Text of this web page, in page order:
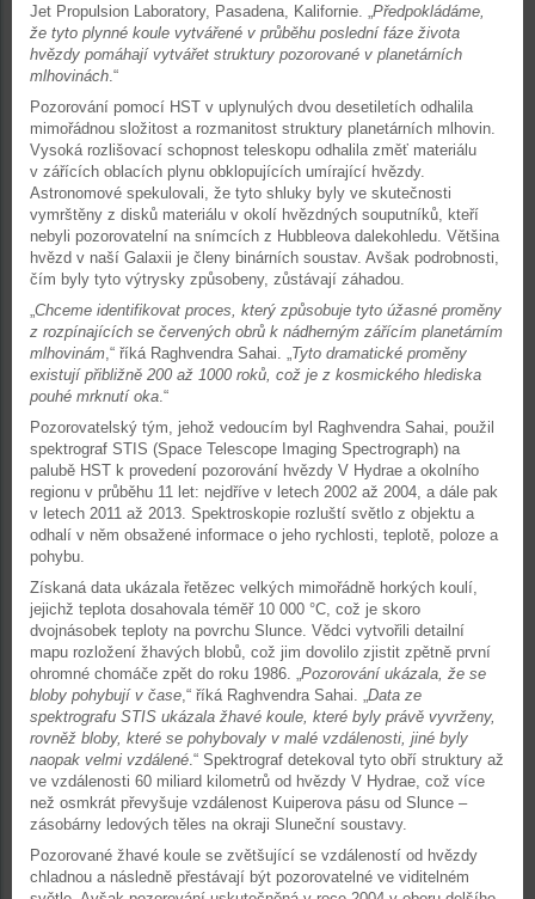
Jet Propulsion Laboratory, Pasadena, Kalifornie. „Předpokládáme,
že tyto plynné koule vytvářené v průběhu poslední fáze života
hvězdy pomáhají vytvářet struktury pozorované v planetárních
mlhovinách.“
Pozorování pomocí HST v uplynulých dvou desetiletích odhalila
mimořádnou složitost a rozmanitost struktury planetárních mlhovin.
Vysoká rozlišovací schopnost teleskopu odhalila změť materiálu
v zářících oblacích plynu obklopujících umírající hvězdy.
Astronomové spekulovali, že tyto shluky byly ve skutečnosti
vymrštěny z disků materiálu v okolí hvězdných souputníků, kteří
nebyli pozorovatelní na snímcích z Hubbleova dalekohledu. Většina
hvězd v naší Galaxii je členy binárních soustav. Avšak podrobnosti,
čím byly tyto výtrysky způsobeny, zůstávají záhadou.
„Chceme identifikovat proces, který způsobuje tyto úžasné proměny
z rozpínajících se červených obrů k nádherným zářícím planetárním
mlhovinám,“ říká Raghvendra Sahai. „Tyto dramatické proměny
existují přibližně 200 až 1000 roků, což je z kosmického hlediska
pouhé mrknutí oka.“
Pozorovatelský tým, jehož vedoucím byl Raghvendra Sahai, použil
spektrograf STIS (Space Telescope Imaging Spectrograph) na
palubě HST k provedení pozorování hvězdy V Hydrae a okolního
regionu v průběhu 11 let: nejdříve v letech 2002 až 2004, a dále pak
v letech 2011 až 2013. Spektroskopie rozluští světlo z objektu a
odhalí v něm obsažené informace o jeho rychlosti, teplotě, poloze a
pohybu.
Získaná data ukázala řetězec velkých mimořádně horkých koulí,
jejichž teplota dosahovala téměř 10 000 °C, což je skoro
dvojnásobek teploty na povrchu Slunce. Vědci vytvořili detailní
mapu rozložení žhavých blobů, což jim dovolilo zjistit zpětně první
ohromné chomáče zpět do roku 1986. „Pozorování ukázala, že se
bloby pohybují v čase,“ říká Raghvendra Sahai. „Data ze
spektrografu STIS ukázala žhavé koule, které byly právě vyvrženy,
rovněž bloby, které se pohybovaly v malé vzdálenosti, jiné byly
naopak velmi vzdálené.“ Spektrograf detekoval tyto obří struktury až
ve vzdálenosti 60 miliard kilometrů od hvězdy V Hydrae, což více
než osmkrát převyšuje vzdálenost Kuiperova pásu od Slunce –
zásobárny ledových těles na okraji Sluneční soustavy.
Pozorované žhavé koule se zvětšující se vzdáleností od hvězdy
chladnou a následně přestávají být pozorovatelné ve viditelném